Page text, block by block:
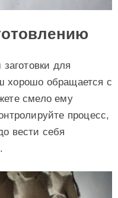
для
хорошо обращается с
смело ему
процесс,
вести себя